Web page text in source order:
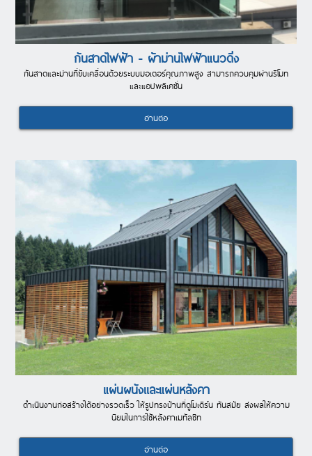
กันสาดไฟฟ้า - ผ้าม่านไฟฟ้าแนวดิ่ง
กันสาดและม่านที่ขับเคลื่อนด้วยระบบมอเตอร์คุณภาพสูง สามารถควบคุมผ่านรีโมท
และแอปพลิเคชั่น
อ่านต่อ
แผ่นผนังเเละแผ่นหลังคา
ดำเนินงานก่อสร้างได้อย่างรวดเร็ว ให้รูปทรงบ้านที่ดูโมเดิร์น ทันสมัย ส่งผลให้ความ
นิยมในการใช้หลังคาเมทัลชีท
อ่านต่อ